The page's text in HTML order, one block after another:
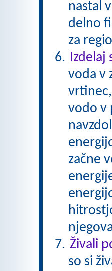
nastal
delno
za
Izdelaj
voda v
vodo v
začne
Živali
so si